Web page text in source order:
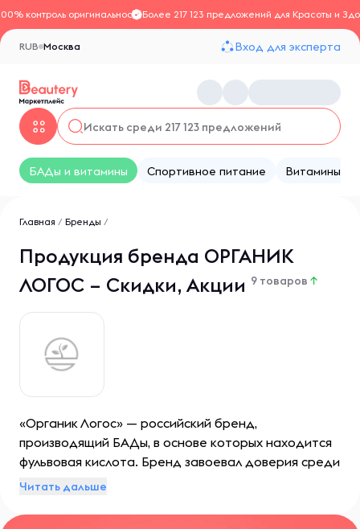
контроль оригинальностиБолее 217 123 предложений для Красоты и
Москва
RUB Вход для эксперта
БАДы и витамины Спортивное питание Витамины
Главная / Бренды /
Продукция бренда ОРГАНИК
ЛОГОС – Скидки, Акции 9 товаров ↑
«Органик Логос» — российский бренд,
производящий БАДы, в основе которых находится
фульвовая кислота. Бренд завоевал доверия среди
многих людей по всему миру и продолжает
звучит, как «Решай проблемы со здоровьем на
Читать дальше